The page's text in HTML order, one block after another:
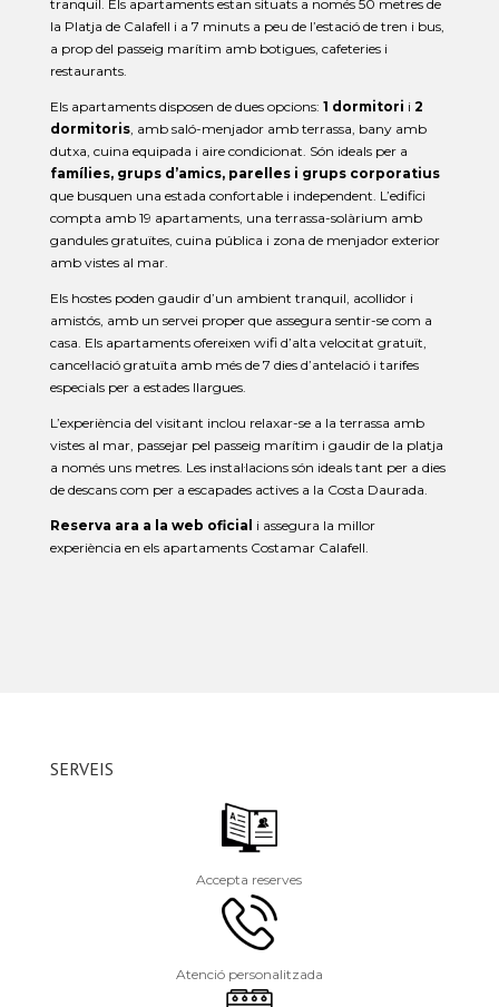
tranquil. Els apartaments estan situats a només 50 metres de
la Platja de Calafell i a 7 minuts a peu de l’estació de tren i bus,
a prop del passeig marítim amb botigues, cafeteries i
restaurants.
Els apartaments disposen de dues opcions: 1 dormitori i 2
dormitoris, amb saló-menjador amb terrassa, bany amb
dutxa, cuina equipada i aire condicionat. Són ideals per a
famílies, grups d’amics, parelles i grups corporatius
que busquen una estada confortable i independent. L’edifici
compta amb 19 apartaments, una terrassa-solàrium amb
gandules gratuïtes, cuina pública i zona de menjador exterior
amb vistes al mar.
Els hostes poden gaudir d’un ambient tranquil, acollidor i
amistós, amb un servei proper que assegura sentir-se com a
casa. Els apartaments ofereixen wifi d’alta velocitat gratuït,
cancel·lació gratuïta amb més de 7 dies d’antelació i tarifes
especials per a estades llargues.
L’experiència del visitant inclou relaxar-se a la terrassa amb
vistes al mar, passejar pel passeig marítim i gaudir de la platja
a només uns metres. Les instal·lacions són ideals tant per a dies
de descans com per a escapades actives a la Costa Daurada.
Reserva ara a la web oficial i assegura la millor
experiència en els apartaments Costamar Calafell.
SERVEIS
Accepta reserves
Atenció personalitzada